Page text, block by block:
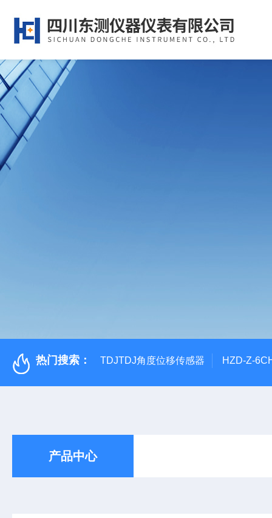
热门搜索： TDJTDJ角度位移传感器 HZD-Z-
产品中心